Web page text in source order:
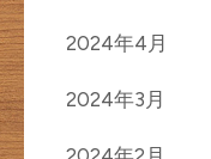
2024年4月
2024年3月